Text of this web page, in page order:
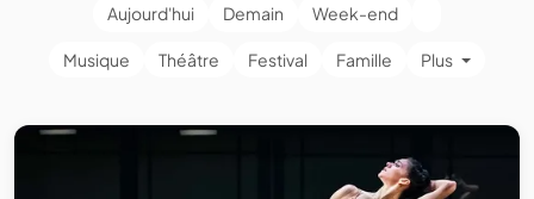
Aujourd'hui Demain Week-end
Musique Théâtre Festival Famille Plus